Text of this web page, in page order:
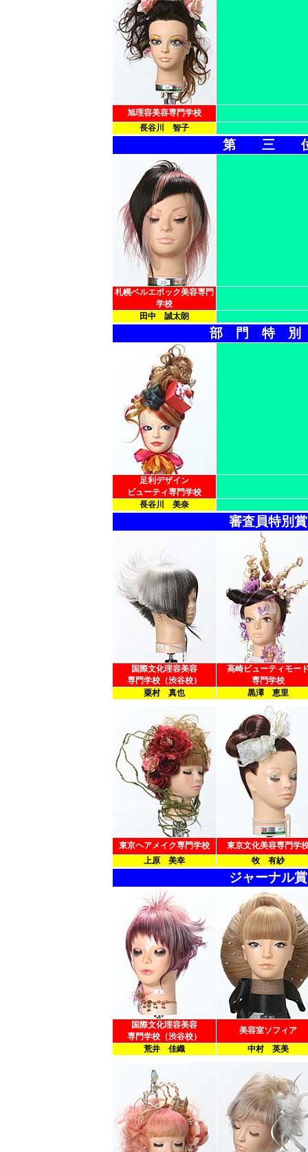
旭理容美容専門学校
長谷川 智子
第 三
札幌ベルエポック美容専門
学校
田中 誠太朗
部 門 特 別
足利デザイン
ビューティ専門学校
長谷川 美奈
審査員特別賞
国際文化理容美容
専門学校（渋谷校）
高崎ビューティモー
専門学校
粟村 真也
黒澤 恵里
東京ヘアメイク専門学校
東京文化美容専門学
上原 美幸
牧 有紗
ジャーナル賞
国際文化理容美容
専門学校（渋谷校）
美容室ソフィア
荒井 佳織
中村 英美